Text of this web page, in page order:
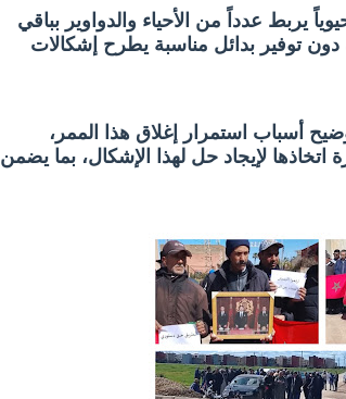
يربط عدداً من الأحياء والدواوير بباقي
دون توفير بدائل مناسبة يطرح إشكالات
أسباب استمرار إغلاق هذا الممر،
لإيجاد حل لهذا الإشكال، بما يضمن